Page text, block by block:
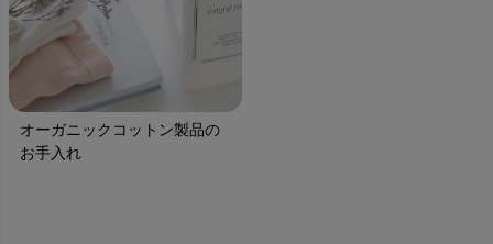
オーガニックコットン製品の
お手入れ